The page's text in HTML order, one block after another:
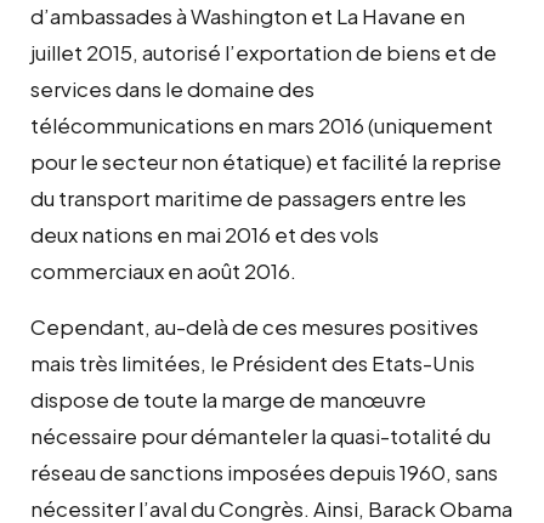
d’ambassades à Washington et La Havane en
juillet 2015, autorisé l’exportation de biens et de
services dans le domaine des
télécommunications en mars 2016 (uniquement
pour le secteur non étatique) et facilité la reprise
du transport maritime de passagers entre les
deux nations en mai 2016 et des vols
commerciaux en août 2016.
Cependant, au-delà de ces mesures positives
mais très limitées, le Président des Etats-Unis
dispose de toute la marge de manœuvre
nécessaire pour démanteler la quasi-totalité du
réseau de sanctions imposées depuis 1960, sans
nécessiter l’aval du Congrès. Ainsi, Barack Obama